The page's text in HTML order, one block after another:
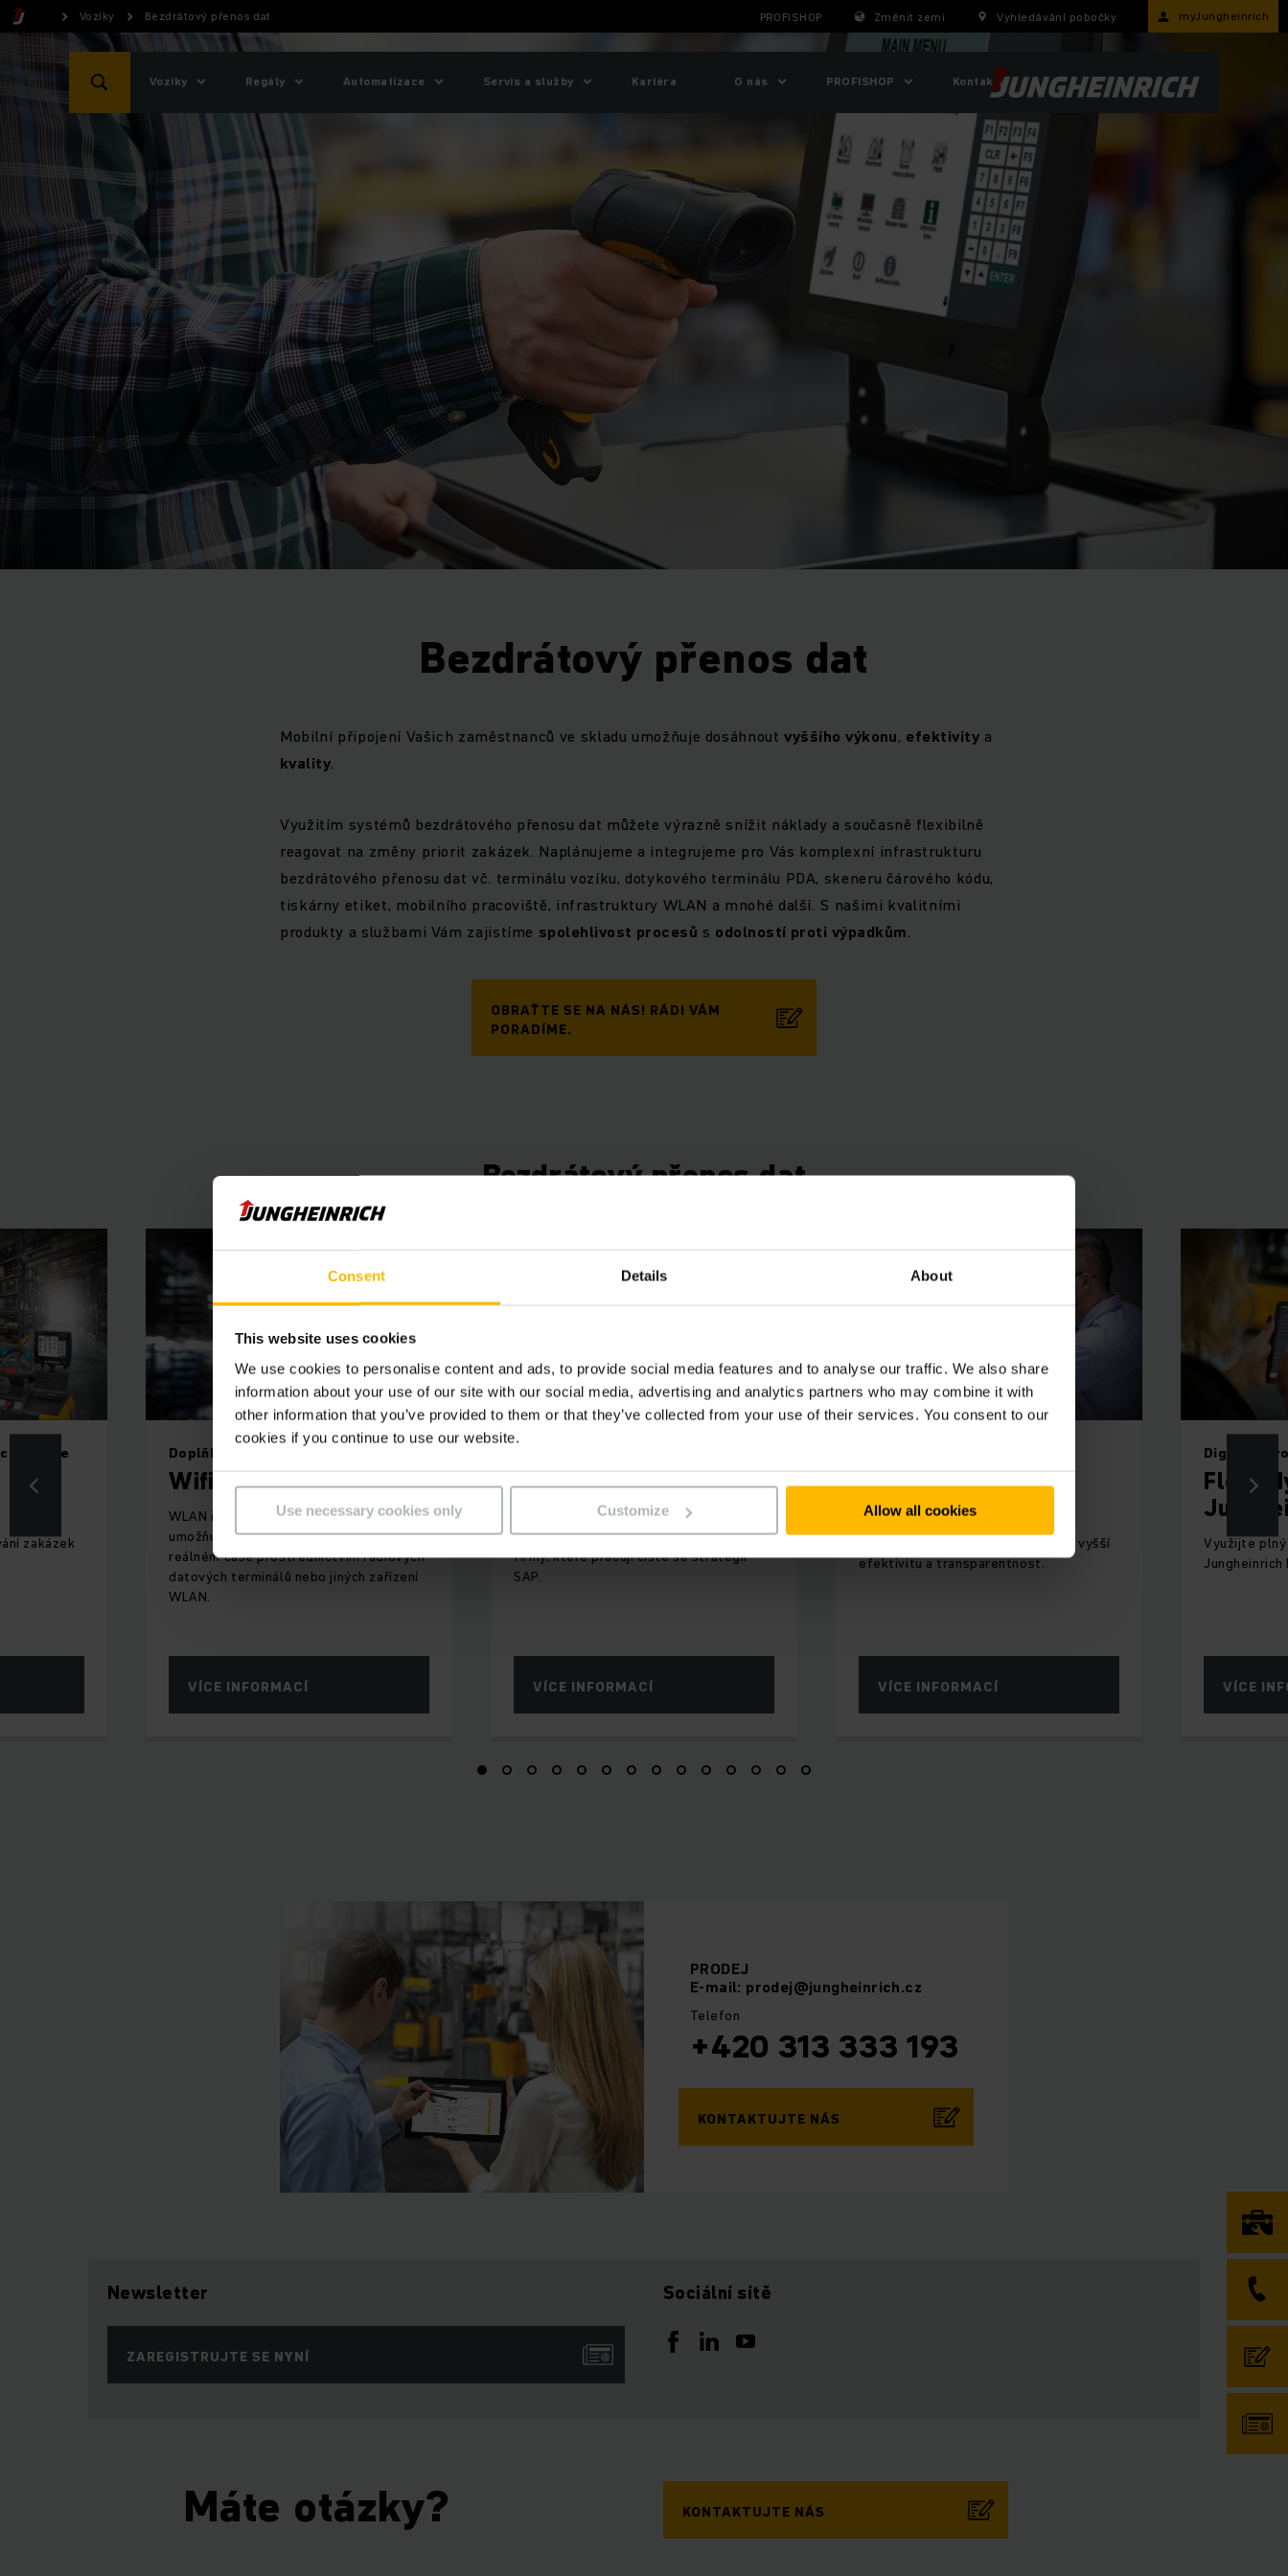
Consent Details About
This website uses cookies
We use cookies to personalise content and ads, to provide social media features and to analyse our traffic. We also share
information about your use of our site with our social media, advertising and analytics partners who may combine it with
other information that you’ve provided to them or that they’ve collected from your use of their services. You consent to our
cookies if you continue to use our website.
Use necessary cookies only Customize Allow all cookies
Vozíky Bezdrátový přenos dat PROFISHOP Změnit zemi Vyhledávání pobočky myJungheinrich
Vozíky Regály Automatizace Servis a služby Kariéra O nás PROFISHOP Kontakty
Bezdrátový přenos dat
Mobilní připojení Vašich zaměstnanců ve skladu umožňuje dosáhnoutvyššího výkonu, efektivity a
kvality.
Využitím systémů bezdrátového přenosu dat můžete výrazně snížit náklady a současně flexibilně
reagovat na změny priorit zakázek. Naplánujeme a integrujeme pro Vás komplexní infrastrukturu
bezdrátového přenosu dat vč. terminálu vozíku, dotykového terminálu PDA, skeneru čárového kódu,
tiskárny etiket, mobilního pracoviště, infrastruktury WLAN a mnohé další. S našimi kvalitními
produkty a službami Vám zajistíme spolehlivost procesů s odolností proti výpadkům.
OBRAŤTE SE NA NÁS! RÁDI VÁM
PORADÍME.
Bezdrátový přenos dat
SAP EWM
Plánování, realizace, podpora. Jako silný
partner máme nejlepší balíček řešení pro
firmy, které pracují čistě se strategií
SAP.
VÍCE INFORMACÍ
Fleet Enterprise
Jungheinrich
Široká paleta možností analýz pro vyšší
efektivitu a transparentnost.
VÍCE INFORMACÍ
Digitální
Fleet
Využijte
VÍCE
zakázek
Doplňkové vybavení
Wifi infrastruktura
WLAN infrastruktura Jungheinrich
umožňuje připojení skladu k síti v
reálném čase prostřednictvím rádiových
datových terminálů nebo jiných zařízení
WLAN.
VÍCE INFORMACÍ
PRODEJ
E-mail: prodej@jungheinrich.cz
Telefon
+420 313 333 193
KONTAKTUJTE NÁS
Newsletter
ZAREGISTRUJTE SE NYNÍ
Sociální sítě
Máte otázky? KONTAKTUJTE NÁS